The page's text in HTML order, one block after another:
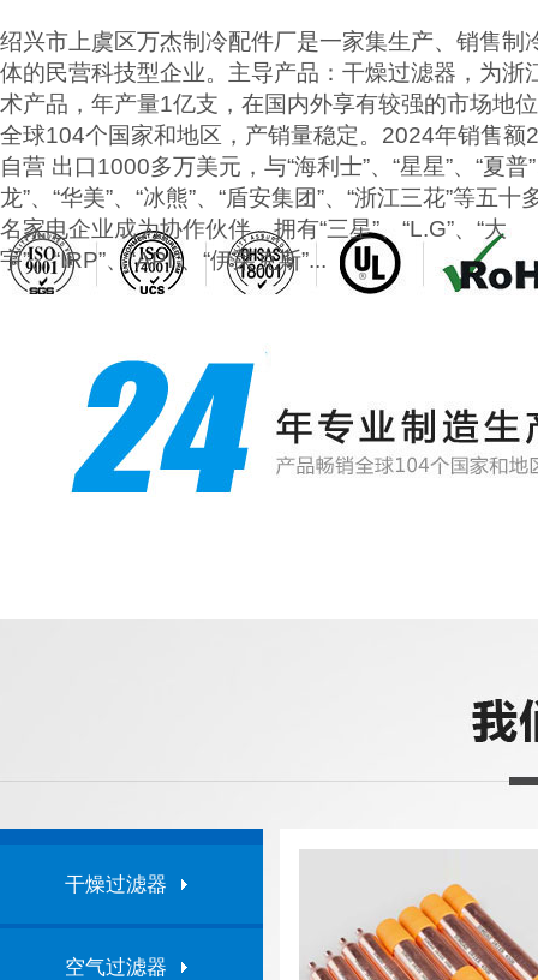
绍兴市上虞区万杰制冷配件厂是一家集生产、销售制
体的民营科技型企业。主导产品：干燥过滤器，为浙
术产品，年产量1亿支，在国内外享有较强的市场地
全球104个国家和地区，产销量稳定。2024年销售额
自营 出口1000多万美元，与“海利士”、“星星”、“夏普
龙”、“华美”、“冰熊”、“盾安集团”、“浙江三花”等五十
名家电企业成为协作伙伴，拥有“三星”、“L.G”、“大
宇”、“IRP”、“API”、“伊莱克斯”...
干燥过滤器
空气过滤器